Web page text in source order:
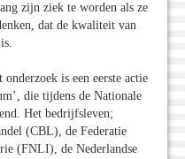
zijn ziek te worden als ze
dat de kwaliteit van
onderzoek is een eerste actie
die tijdens de Nationale
Het bedrijfsleven;
(CBL), de Federatie
(FNLI), de Nederlandse